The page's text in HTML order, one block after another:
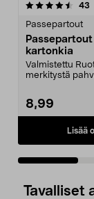
43
Passepartout
kartonkia
Valmistettu
merkitystä
8,99
Lisää
4.5
Tavalliset